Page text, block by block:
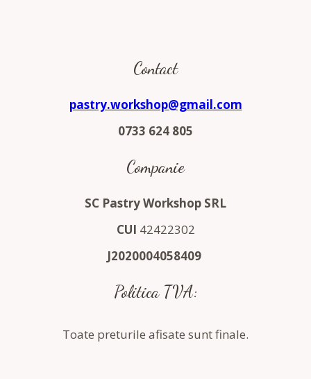
Contact
pastry.workshop@gmail.com
0733 624 805
Companie
SC Pastry Workshop SRL
CUI 42422302
J2020004058409
Politica TVA:
Toate preturile afisate sunt finale.